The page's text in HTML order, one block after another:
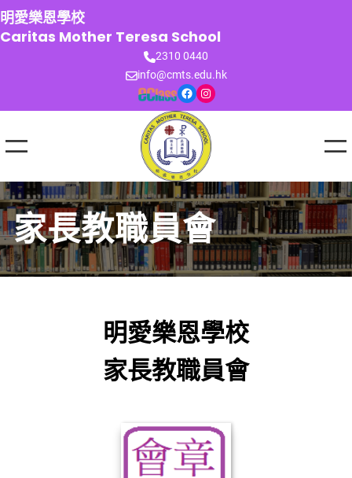
跳
至
主
明愛樂恩學校
Caritas Mother Teresa School
2310 0440
info@cmts.edu.hk
Facebook Instagram
家長教職員會
明愛樂恩學校
家長教職員會